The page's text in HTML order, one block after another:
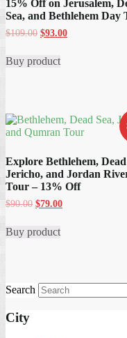
15% Off on Jerusalem,
Sea, and Bethlehem Day
$109.00 Original
was:
$109.00.
$93.00Current
Buy product
Explore Bethlehem, Dead
Jericho, and Jordan
Tour – 13% Off
$90.00 Original
$90.00.
$79.00Current
Buy product
Search
City